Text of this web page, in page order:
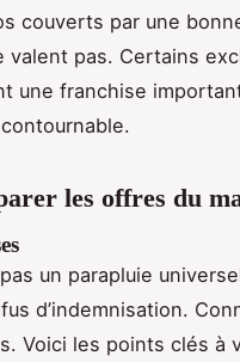
couverts par une
pas. Certains
une franchise
les offres du
un parapluie
d’indemnisation.
Voici les points clés à